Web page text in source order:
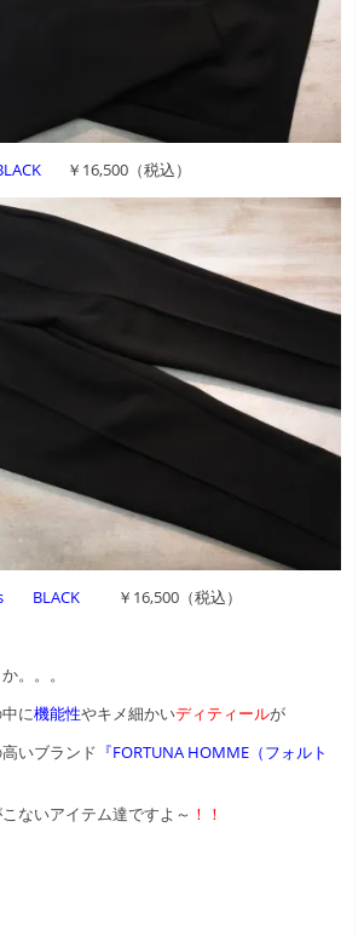
￥16,500（税込）
BLACK ￥16,500（税込）
。。。
に機能性やキメ細かいディティールが
いブランド 『FORTUNA HOMME（フォルト
ないアイテム達ですよ～ ！！